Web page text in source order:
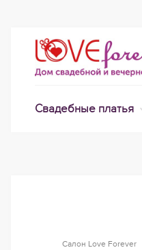
Свадебные платья
Салон Love Forever